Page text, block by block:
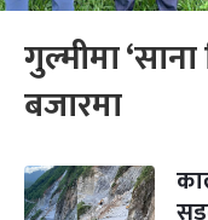
गुल्मीमा
बजारमा